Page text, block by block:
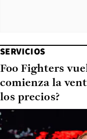
SERVICIOS
Foo Fighters
comienza la
los precios?